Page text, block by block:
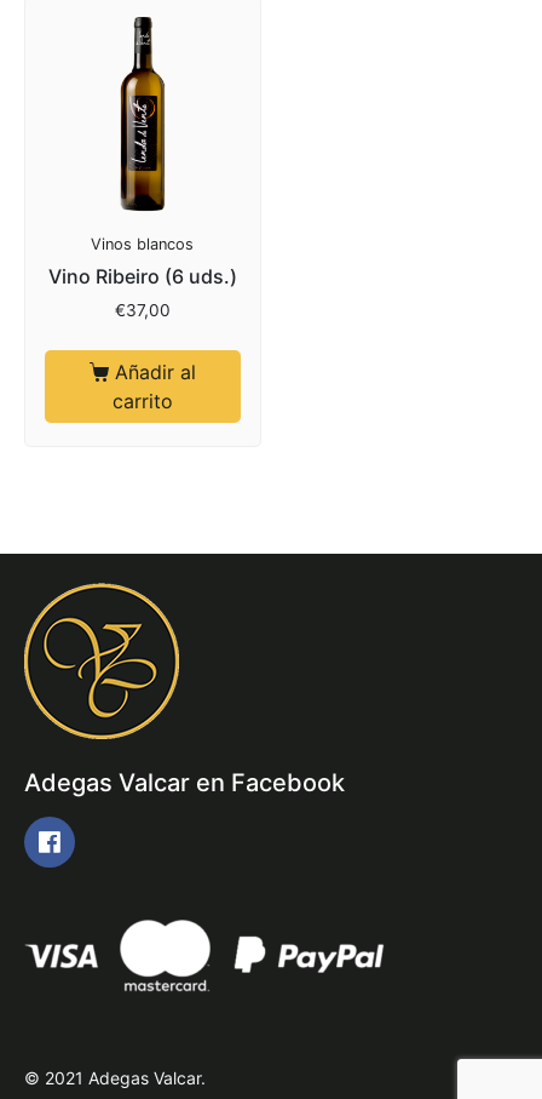
Vinos blancos
Vino Ribeiro (6 uds.)
€37,00
Añadir al
carrito
Adegas Valcar en Facebook
© 2021 Adegas Valcar.